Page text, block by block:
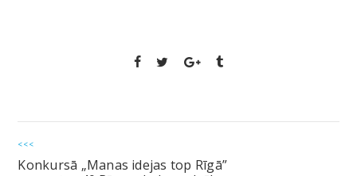
<<<
Konkursā „Manas idejas top Rīgā”